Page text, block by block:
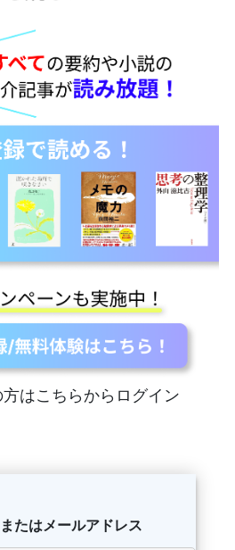
はこちらからログイン
たはメールアドレス